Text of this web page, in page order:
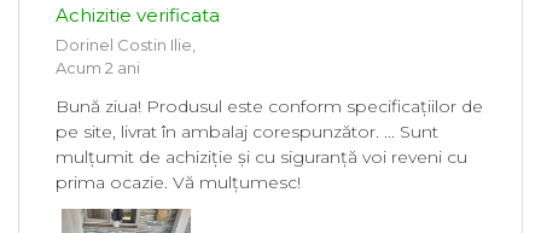
Achizitie verificata
Dorinel Costin Ilie,
Acum 2 ani
Bună ziua! Produsul este conform specificațiilor de
pe site, livrat în ambalaj corespunzător. ... Sunt
mulțumit de achiziție și cu siguranță voi reveni cu
prima ocazie. Vă mulțumesc!